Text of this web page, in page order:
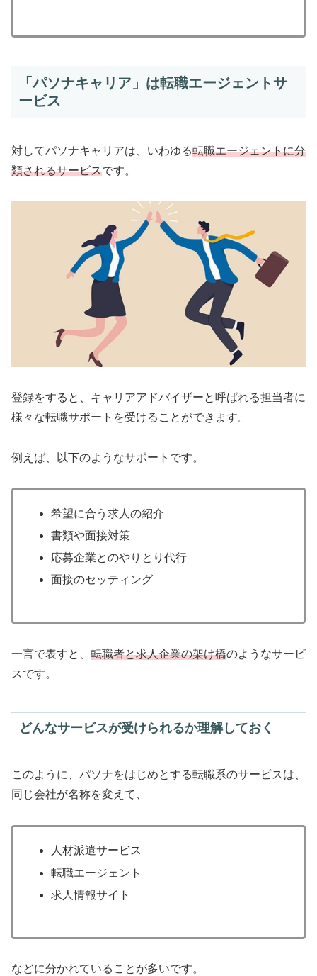
「パソナキャリア」は転職エージェントサ
ービス
対してパソナキャリアは、いわゆる転職エージェントに分
類されるサービスです。
登録をすると、キャリアアドバイザーと呼ばれる担当者に
様々な転職サポートを受けることができます。
例えば、以下のようなサポートです。
希望に合う求人の紹介
書類や面接対策
応募企業とのやりとり代行
面接のセッティング
一言で表すと、 転職者と求人企業の架け橋のようなサービ
スです。
どんなサービスが受けられるか理解しておく
このように、パソナをはじめとする転職系のサービスは、
同じ会社が名称を変えて、
人材派遣サービス
転職エージェント
求人情報サイト
などに分かれていることが多いです。